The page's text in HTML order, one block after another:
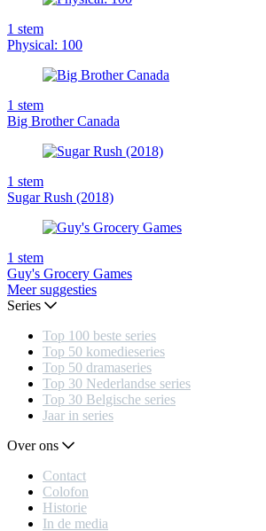
1 stem
Physical: 100
1 stem
Big Brother Canada
1 stem
Sugar Rush (2018)
1 stem
Guy's Grocery Games
Meer suggesties
Series
Top 100 beste series
Top 50 komedieseries
Top 50 dramaseries
Top 30 Nederlandse series
Top 30 Belgische series
Jaar in series
Over ons
Contact
Colofon
Historie
In de media